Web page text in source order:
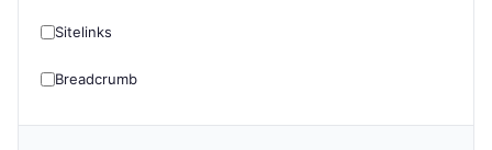
Sitelinks
Breadcrumb